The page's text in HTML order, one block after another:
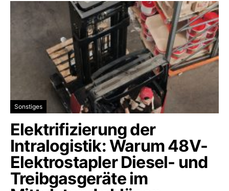
Sonstiges
Elektrifizierung der
Intralogistik: Warum 48V-
Elektrostapler Diesel- und
Treibgasgeräte im